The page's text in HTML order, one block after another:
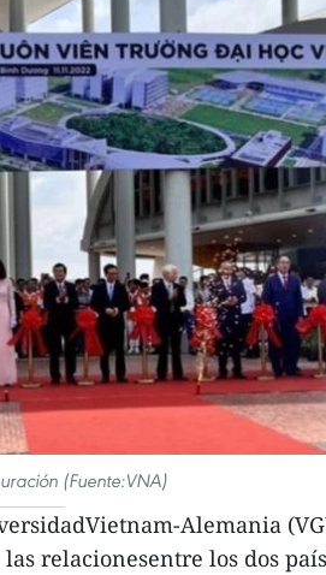
(Fuente:VNA)
Alemania
relacionesentre los dos